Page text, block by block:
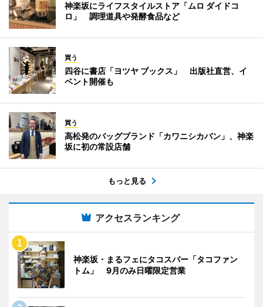
神楽坂にライフスタイルストア「ムロ ダイドコ
ロ」 調理道具や発酵食品など
買う
四谷に書店「ヨツヤ ブックス」 出版社直営、イ
ベント開催も
買う
高松発のバッグブランド「カワニシカバン」、神楽
坂に初の常設店舗
もっと見る
アクセスランキング
神楽坂・まるフェにタコスバー「タコファン
トム」 9月のみ日曜限定営業